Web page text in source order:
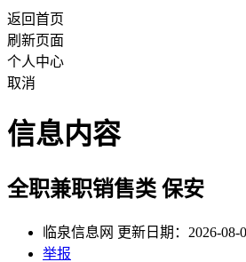
返回首页
刷新页面
个人中心
取消
信息内容
全职兼职销售类 保安
临泉信息网 更新日期：2026-08-
举报